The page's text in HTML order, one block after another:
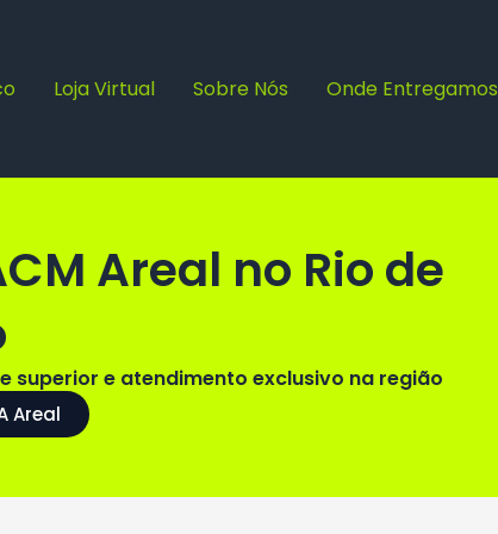
Loja Virtual Sobre Nós Onde Entregamos
Areal no Rio de
superior e atendimento exclusivo na região
Areal